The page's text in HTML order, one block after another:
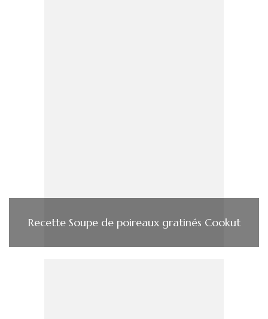
Recette Soupe de poireaux gratinés Cookut